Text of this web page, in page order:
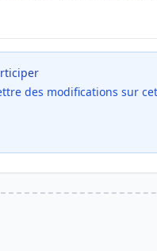
des modifications sur